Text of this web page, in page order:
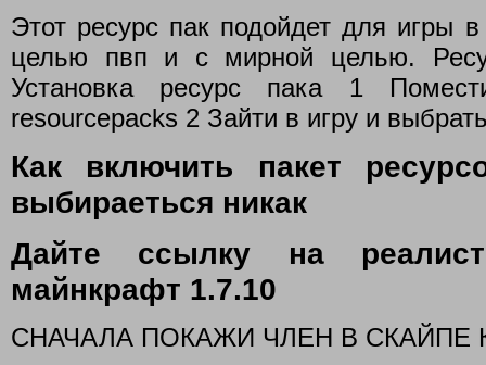
Этот ресурс пак подойдет для игры
целью пвп и с мирной целью.
Установка ресурс пака 1
resourcepacks 2 Зайти в игру и
Как включить пакет
выбираеться никак
Дайте ссылку на
майнкрафт 1.7.10
СНАЧАЛА ПОКАЖИ ЧЛЕН В СКАЙПЕ